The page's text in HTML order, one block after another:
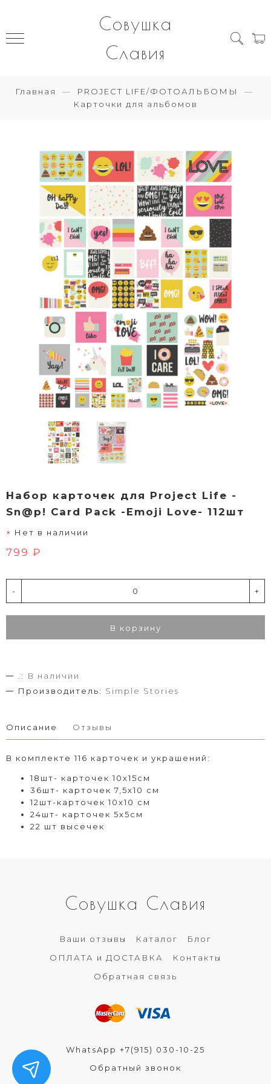
Совушка
Славия
Главная
PROJECT LIFE/ФОТОАЛЬБОМЫ
Карточки для альбомов
Набор карточек для Project Life -
Sn@p! Card Pack -Emoji Love- 112шт
Нет в наличии
799 ₽
- +
В корзину
.:
В наличии
Производитель: Simple Stories
Описание Отзывы
В комплекте 116 карточек и украшений:
18шт- карточек 10х15см
36шт- карточек 7,5х10 см
12шт-карточек 10х10 см
24шт- карточек 5х5см
22 шт высечек
Совушка Славия
Ваши отзывы Каталог
Блог
ОПЛАТА и ДОСТАВКА
Контакты
Обратная связь
WhatsApp +7(915) 030-10-25
Обратный звонок